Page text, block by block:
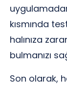
kısmında
halınıza
bulmanızı
Son olarak,